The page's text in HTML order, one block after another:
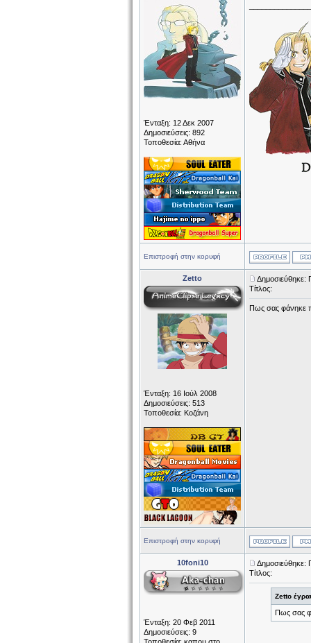
Ένταξη: 12 Δεκ 2007
Δημοσιεύσεις: 892
Τοποθεσία: Αθήνα
Επιστροφή στην κορυφή
Zetto
Ένταξη: 16 Ιούλ 2008
Δημοσιεύσεις: 513
Τοποθεσία: Κοζάνη
Δημοσιεύθηκε:
Τίτλος:
Πως σας φάνηκε
Επιστροφή στην κορυφή
10foni10
Ένταξη: 20 Φεβ 2011
Δημοσιεύσεις: 9
Δημοσιεύθηκε:
Τίτλος:
Zetto
Πως σας